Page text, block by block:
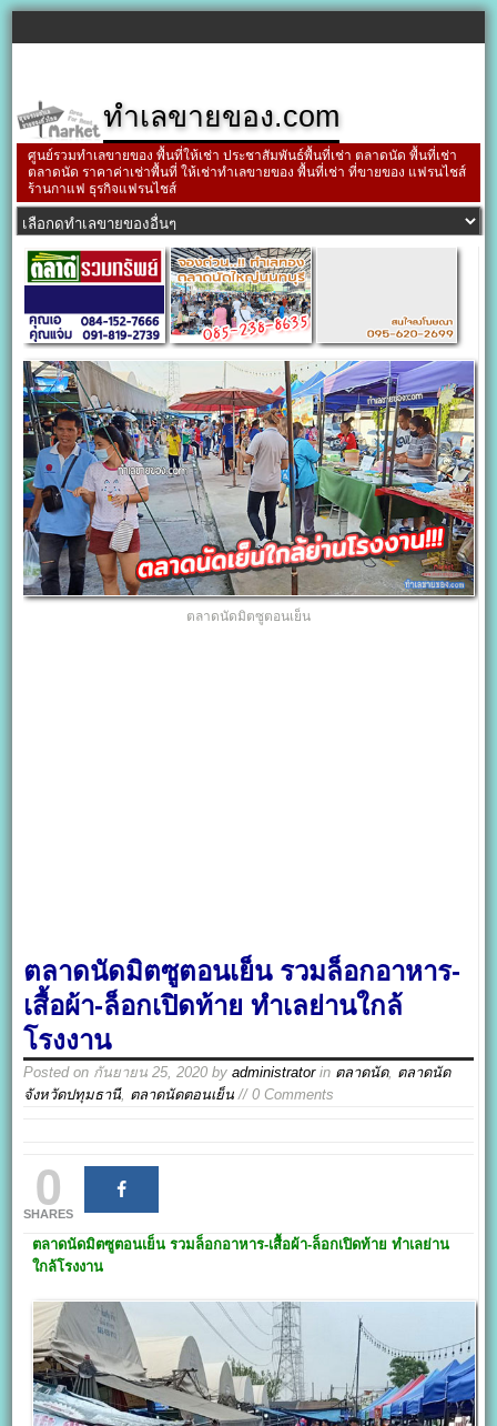
ทำเลขายของ.com
ศูนย์รวมทำเลขายของ พื้นที่ให้เช่า ประชาสัมพันธ์พื้นที่เช่า ตลาดนัด พื้นที่เช่า
ตลาดนัด ราคาค่าเช่าพื้นที่ ให้เช่าทำเลขายของ พื้นที่เช่า ที่ขายของ แฟรนไชส์
ร้านกาแฟ ธุรกิจแฟรนไชส์
ตลาดนัดมิตซูตอนเย็น
ตลาดนัดมิตซูตอนเย็น รวมล็อกอาหาร-
เสื้อผ้า-ล็อกเปิดท้าย ทำเลย่านใกล้
โรงงาน
Posted on กันยายน 25, 2020 byadministratorin ตลาดนัด, ตลาดนัด
จังหวัดปทุมธานี, ตลาดนัดตอนเย็น // 0 Comments
0
SHARES
ตลาดนัดมิตซูตอนเย็น รวมล็อกอาหาร-เสื้อผ้า-ล็อกเปิดท้าย ทำเลย่าน
ใกล้โรงงาน